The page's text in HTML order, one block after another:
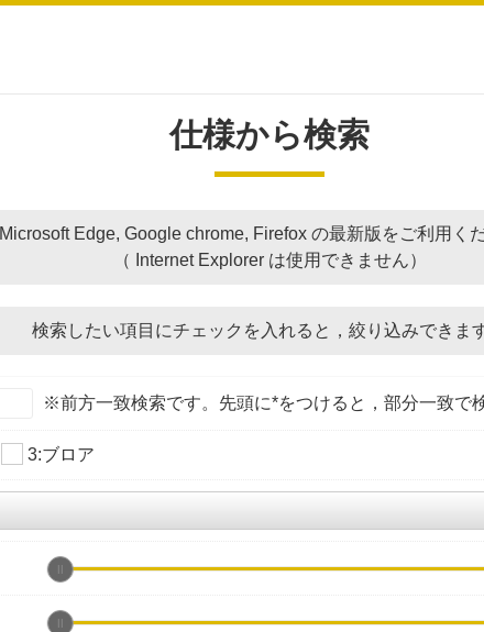
仕様から検索
Microsoft Edge, Google chrome, Firefox の最新版をご利用くだ
（ Internet Explorer は使用できません）
検索したい項目にチェックを入れると， 絞り込みできま
※前方一致検索です。先頭に*をつけると，部分一致で
3:ブロア